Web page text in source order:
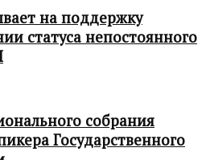
на поддержку
статуса непостоянного
собрания
Государственного